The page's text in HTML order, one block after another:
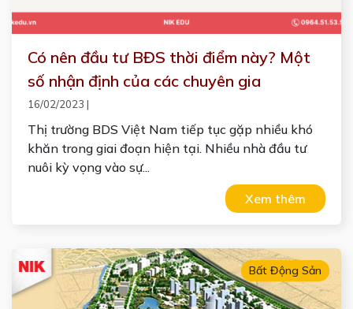
Có nên đầu tư BĐS thời điểm này? Một
số nhận định của các chuyên gia
16/02/2023 |
Thị trường BDS Việt Nam tiếp tục gặp nhiều khó
khăn trong giai đoạn hiện tại. Nhiều nhà đầu tư
nuôi kỳ vọng vào sự...
Xem thêm
Bất Động Sản